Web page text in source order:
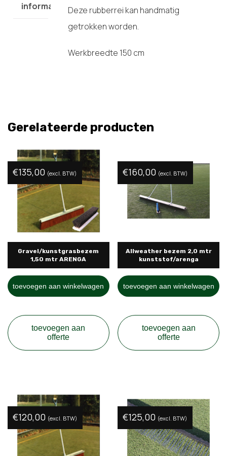
informatie
Deze rubberrei kan handmatig
getrokken worden.
Werkbreedte 150 cm
Gerelateerde producten
Gravel/kunstgrasbezem
1,50 mtr ARENGA
€135,00 (excl. BTW)
toevoegen aan winkelwagen
toevoegen aan
offerte
Allweather bezem 2,0 mtr
kunststof/arenga
€160,00 (excl. BTW)
toevoegen aan winkelwagen
toevoegen aan
offerte
€120,00 (excl. BTW) €125,00 (excl. BTW)